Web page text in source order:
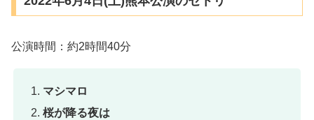
公演時間：約2時間40分
マシマロ
桜が降る夜は